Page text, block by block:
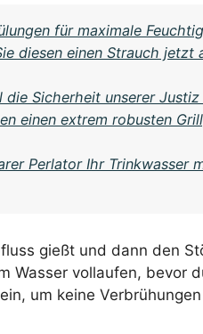
für maximale
diesen einen Strauch jetzt
die Sicherheit unserer
einen extrem robusten
Perlator Ihr Trinkwasser
gießt und dann den
Wasser vollaufen, bevor
um keine